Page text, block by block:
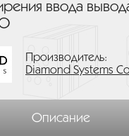
ввода
Производитель:
Diamond Systems
Описание